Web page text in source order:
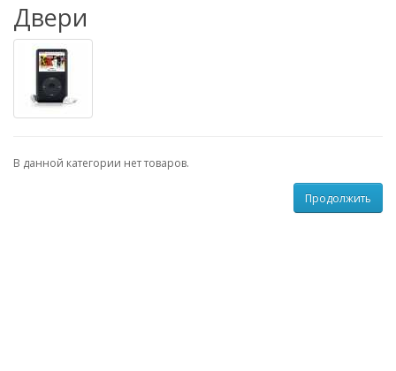
Двери
В данной категории нет товаров.
Продолжить